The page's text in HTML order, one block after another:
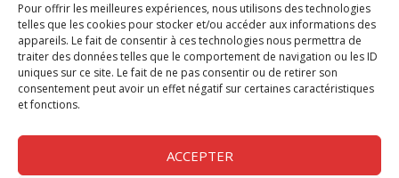
Pour offrir les meilleures expériences, nous utilisons des technologies
telles que les cookies pour stocker et/ou accéder aux informations des
appareils. Le fait de consentir à ces technologies nous permettra de
traiter des données telles que le comportement de navigation ou les ID
uniques sur ce site. Le fait de ne pas consentir ou de retirer son
consentement peut avoir un effet négatif sur certaines caractéristiques
et fonctions.
ACCEPTER
Chèque Compta
Chèque Emploi Spectacle
G-Pods
Profession Audio-visuel